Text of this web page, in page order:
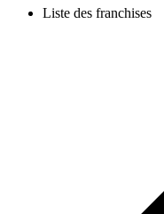
Liste des franchises